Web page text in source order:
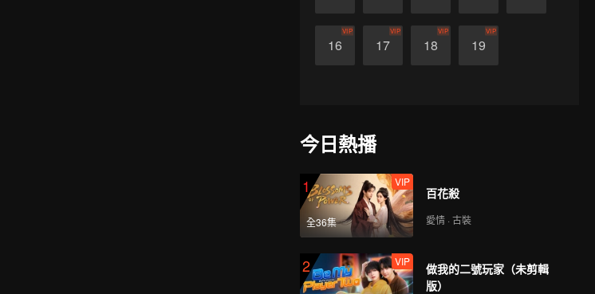
16
VIP
17
VIP
18
VIP
19
VIP
今日熱播
1
全36集
VIP
百花殺
愛情 · 古裝
2 VIP
做我的二號玩家（未剪輯
版）